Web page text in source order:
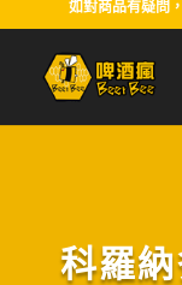
如對商品有疑問
科羅